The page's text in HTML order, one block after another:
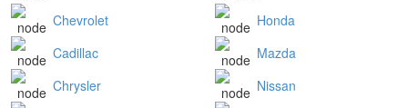
Chevrolet
Cadillac
Chrysler
Honda
Mazda
Nissan